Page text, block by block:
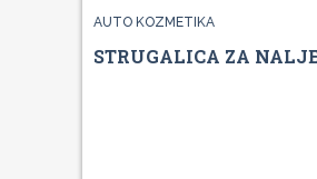
AUTO KOZMETIKA
STRUGALICA ZA